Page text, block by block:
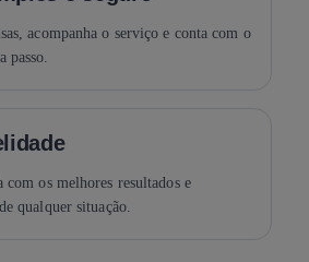
acompanha o serviço e conta com o
passo.
com os melhores resultados e
qualquer situação.